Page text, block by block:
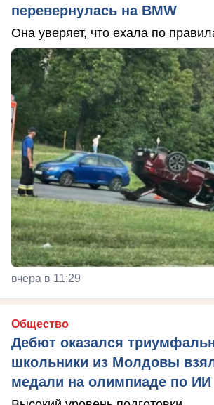
перевернулась на BMW
Она уверяет, что ехала по
вчера в 11:29
Общество
Дебют оказался
школьники из Молдовы
медали на олимпиаде по ИИ